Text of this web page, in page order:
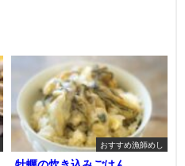
おすすめ漁師めし